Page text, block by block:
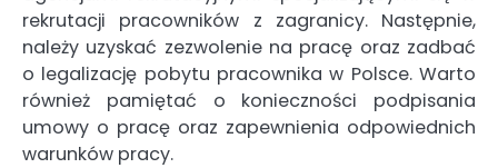
rekrutacji pracowników z zagranicy. Następnie,
należy uzyskać zezwolenie na pracę oraz zadbać
o legalizację pobytu pracownika w Polsce. Warto
również pamiętać o konieczności podpisania
umowy o pracę oraz zapewnienia odpowiednich
warunków pracy.